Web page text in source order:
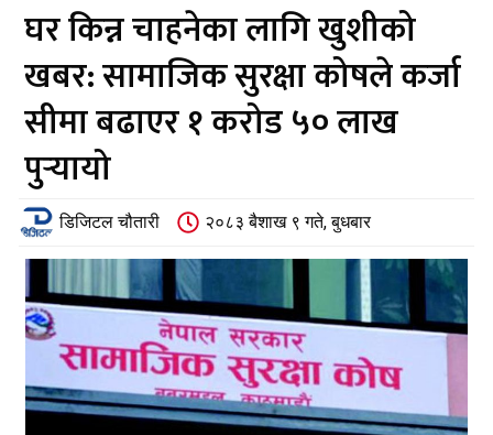
घर किन्न चाहनेका लागि खुशीको
खबर: सामाजिक सुरक्षा कोषले कर्जा
सीमा बढाएर १ करोड ५० लाख
पुर्‍यायो
डिजिटल चौतारी २०८३ बैशाख ९ गते, बुधबार